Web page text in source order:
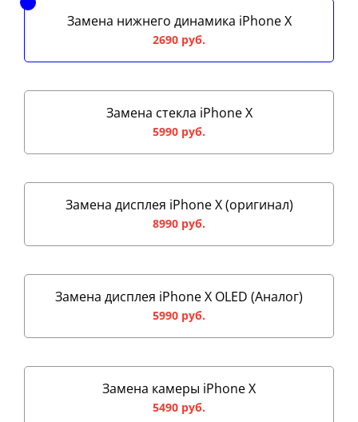
Замена нижнего динамика iPhone X
2690 руб.
Замена стекла iPhone X
5990 руб.
Замена дисплея iPhone X (оригинал)
8990 руб.
Замена дисплея iPhone X OLED (Аналог)
5990 руб.
Замена камеры iPhone X
5490 руб.